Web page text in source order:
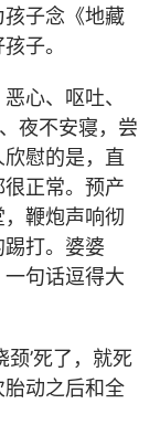
子念《地藏
子。
心、呕吐、
夜不安寝，尝
慰的是，直
正常。预产
鞭炮声响彻
打。婆婆
句话逗得大
’死了，就死
动之后和全